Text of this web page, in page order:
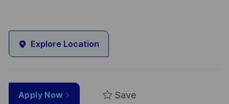
Explore Location
Apply Now Save